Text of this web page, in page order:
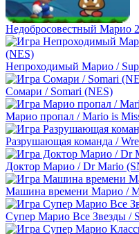
Недобросовестный Марио
Непроходимый Марио /
Сомари / Somari (NES)
Марио пропал / Mario is
Разрушающая команда /
Доктор Марио / Dr Mario
Машина времени Марио /
Супер Марио Все Звезды /